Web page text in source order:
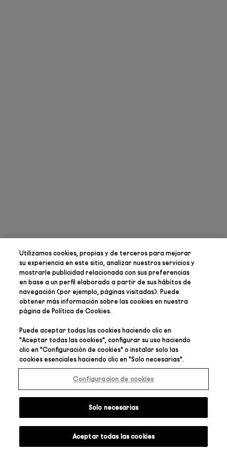
Utilizamos cookies, propias y de terceros paramejorar
su experiencia en este sitio, analizar nuestros servicios y
mostrarle publicidad relacionada con sus preferencias
en base a un perfil elaborado a partir de sus hábitos de
navegación (por ejemplo, páginas visitadas). Puede
obtener más información sobre las cookies en nuestra
página dePolítica de Cookies.
Puede aceptar todas las cookies haciendo clic en
"Aceptar todas las cookies", configurar su uso haciendo
clic en "Configuración de cookies" o instalar solo las
cookies esenciales haciendo clic en "Solo necesarias".
Configuración de cookies
Solo necesarias
Aceptar todas las cookies